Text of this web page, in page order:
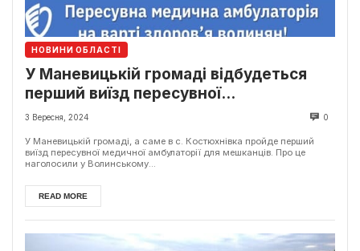
НОВИНИ ОБЛАСТІ
У Маневицькій громаді відбудеться
перший виїзд пересувної
мед.амбулаторії
3 Вересня, 2024 0
У Маневицькій громаді, а саме в с. Костюхнівка пройде перший
виїзд пересувної медичної амбулаторії для мешканців. Про це
наголосили у Волинському...
READ MORE